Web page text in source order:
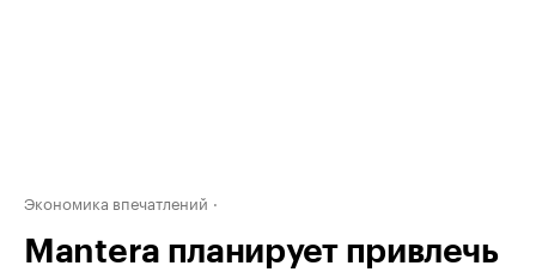
Экономика впечатлений
Mantera планирует привлечь